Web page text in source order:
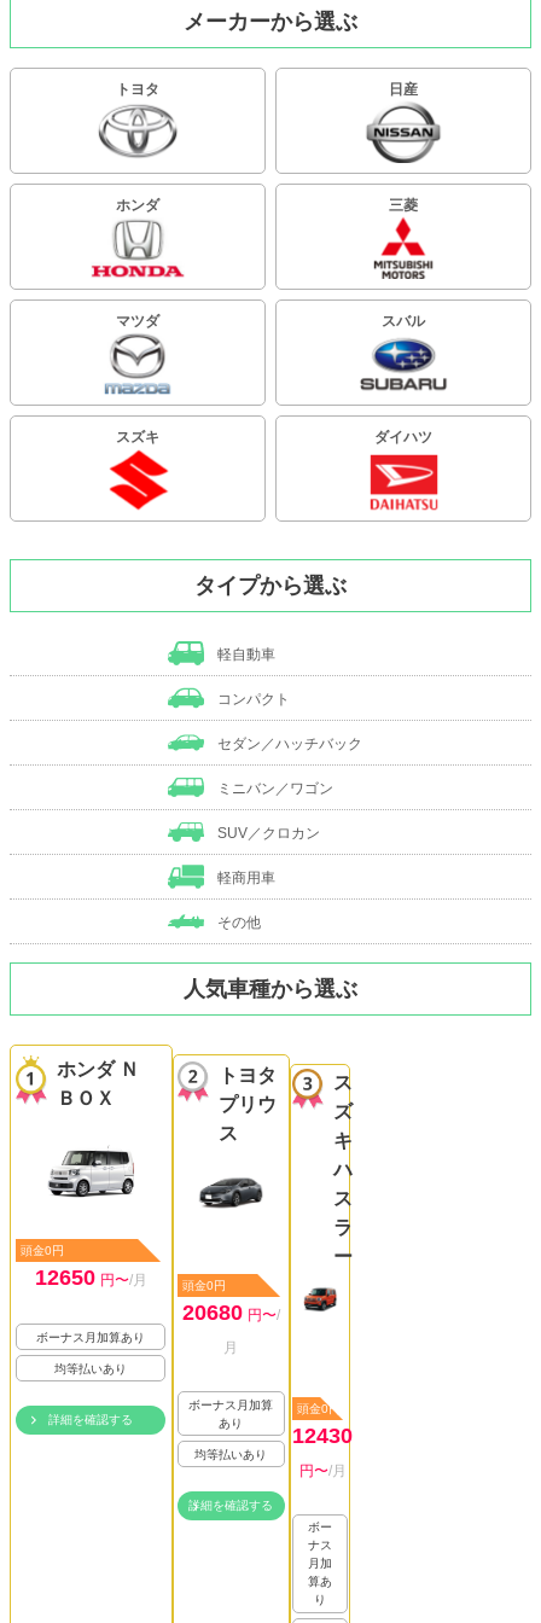
メーカーから選ぶ
トヨタ 日産
ホンダ 三菱
マツダ スバル
スズキ ダイハツ
タイプから選ぶ
軽自動車
コンパクト
セダン／ハッチバック
ミニバン／ワゴン
SUV／クロカン
軽商用車
その他
人気車種から選ぶ
ホンダ Ｎ
ＢＯＸ
頭金0円
12650 円〜/月
ボーナス月加算あり
均等払いあり
詳細を確認する
トヨタ
プリウ
ス
頭金0円
20680 円〜/
月
ボーナス月加算
あり
均等払いあり
詳細を確認する
ス
ズ
キ
ハ
ス
ラ
ー
頭金0円
12430
円〜/月
ボー
ナス
月加
算あ
り